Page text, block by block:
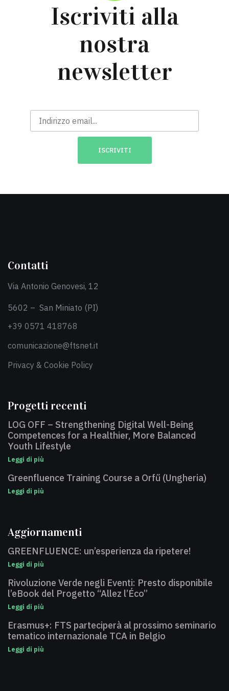
Iscriviti alla
nostra
newsletter
Contatti
Via Antonio Genovesi, 12
5602 – San Miniato (PI)
+39 0571 418768
comunicazione@ftsnet.it
Privacy & Cookie Policy
Progetti recenti
LOG OFF – Strengthening Digital Well-Being
Competences for a Healthier, More Balanced
Youth Lifestyle
Leggi di più
Greenfluence Training Course a Orfű (Ungheria)
Leggi di più
Aggiornamenti
GREENFLUENCE: un’esperienza da ripetere!
Leggi di più
Rivoluzione Verde negli Eventi: Presto disponibile
l’eBook del Progetto “Allez l’Éco”
Leggi di più
Erasmus+: FTS parteciperà al prossimo seminario
tematico internazionale TCA in Belgio
Leggi di più